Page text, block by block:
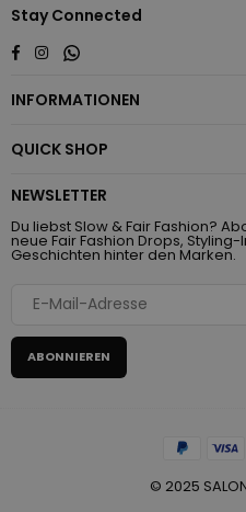
Stay Connected
Facebook
InstagramWhatsapp
INFORMATIONEN
QUICK SHOP
NEWSLETTER
Du liebst Slow & Fair Fashion?
neue Fair Fashion Drops,
Geschichten hinter den Marken.
ABONNIEREN
© 2025